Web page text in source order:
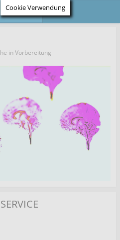
in Vorbereitung
Cookie Verwendung